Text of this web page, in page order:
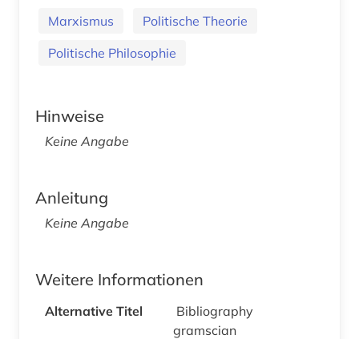
Marxismus
Politische Theorie
Politische Philosophie
Hinweise
Keine Angabe
Anleitung
Keine Angabe
Weitere Informationen
Alternative Titel
Bibliography
gramscian